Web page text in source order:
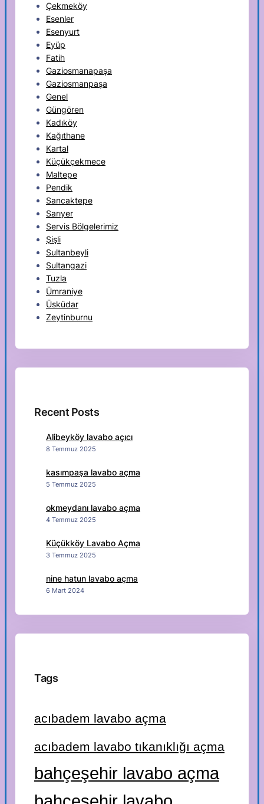
Çekmeköy
Esenler
Esenyurt
Eyüp
Fatih
Gaziosmanapaşa
Gaziosmanpaşa
Genel
Güngören
Kadıköy
Kağıthane
Kartal
Küçükçekmece
Maltepe
Pendik
Sancaktepe
Sarıyer
Servis Bölgelerimiz
Şişli
Sultanbeyli
Sultangazi
Tuzla
Ümraniye
Üsküdar
Zeytinburnu
Recent Posts
Alibeyköy lavabo açıcı
8 Temmuz 2025
kasımpaşa lavabo açma
5 Temmuz 2025
okmeydanı lavabo açma
4 Temmuz 2025
Küçükköy Lavabo Açma
3 Temmuz 2025
nine hatun lavabo açma
6 Mart 2024
Tags
acıbadem lavabo açma
acıbadem lavabo tıkanıklığı açma
bahçeşehir lavabo açma